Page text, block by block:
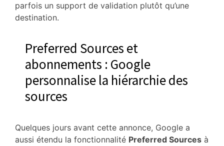
parfois un support de validation plutôt qu’une
destination.
Preferred Sources et
abonnements : Google
personnalise la hiérarchie des
sources
Quelques jours avant cette annonce, Google a
aussi étendu la fonctionnalité Preferred Sources à